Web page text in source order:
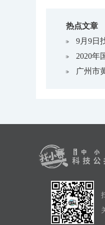
热点文章
9月9日
2020年
广州市